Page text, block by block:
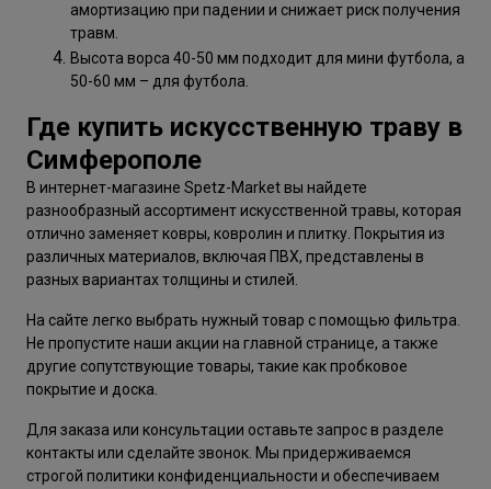
амортизацию при падении и снижает риск получения
травм.
Высота ворса 40-50 мм подходит для мини футбола, а
50-60 мм – для футбола.
Где купить искусственную траву в
Симферополе
В интернет-магазине Spetz-Market вы найдете
разнообразный ассортимент искусственной травы, которая
отлично заменяет ковры, ковролин и плитку. Покрытия из
различных материалов, включая ПВХ, представлены в
разных вариантах толщины и стилей.
На сайте легко выбрать нужный товар с помощью фильтра.
Не пропустите наши акции на главной странице, а также
другие сопутствующие товары, такие как пробковое
покрытие и доска.
Для заказа или консультации оставьте запрос в разделе
контакты или сделайте звонок. Мы придерживаемся
строгой политики конфиденциальности и обеспечиваем